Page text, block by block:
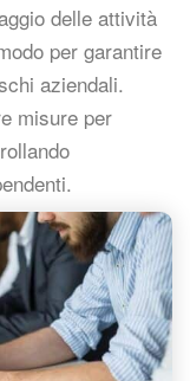
delle attività
per garantire
aziendali.
misure per